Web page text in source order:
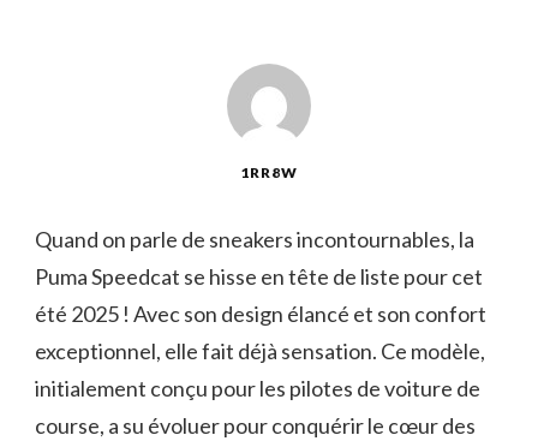
1RR8W
Quand on parle de sneakers incontournables, la
Puma Speedcat se hisse en tête de liste pour cet
été 2025 ! Avec son design élancé et son confort
exceptionnel, elle fait déjà sensation. Ce modèle,
initialement conçu pour les pilotes de voiture de
course, a su évoluer pour conquérir le cœur des